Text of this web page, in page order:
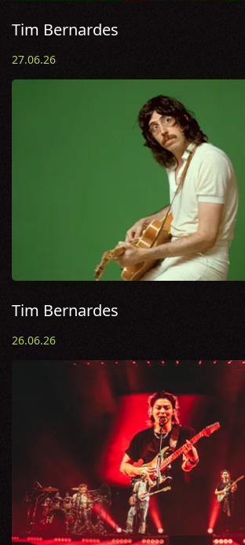
Tim Bernardes
27.06.26
Tim Bernardes
26.06.26